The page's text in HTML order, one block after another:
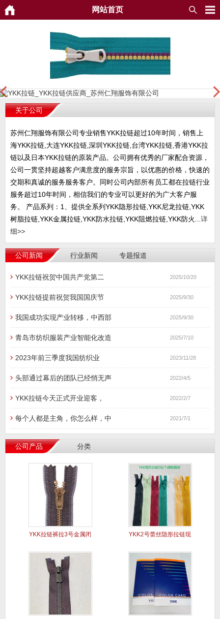
网站首页
关于公司
苏州仁翔服饰有限公司专业销售YKK拉链超过10年时间，销售上
海YKK拉链,大连YKK拉链,深圳YKK拉链,台湾YKK拉链,香港YKK拉
链以及日本YKK拉链的原装产品。公司拥有优秀的厂家配合资源，
公司一贯坚持超越客户满意度的服务宗旨，以优惠的价格，快速的
交期和真诚的服务服务客户。同时公司内部所有员工都在拉链行业
服务超过10年时间，相信我们的专业可以更好的为广大客户服
务。 产品系列：1、提供全系列YKK隐形拉链,YKK尼龙拉链,YKK
树脂拉链,YKK金属拉链,YKK防水拉链,YKK阻燃拉链,YKK防火... 详
细>>
公司新闻 行业新闻 专题报道
YKK拉链祝贺中国共产党第二 2025/10/20
YKK拉链提前祝贺我国国庆节 2025/9/30
我国成功实现产业转移，中西部 2025/9/30
青岛市纺织服装产业智能化改造 2025/7/10
2023年前三季度我国纺织业 2023/11/28
头部通过幕后的团队已经悄无声 2022/4/5
YKK拉链今天正式开业迎客， 2022/2/7
每个人都是主角，你怎么样，中 2021/7/1
公司产品 分类
YKK拉链裤拉3号金属闭 YKK2号蕾丝隐形拉链现